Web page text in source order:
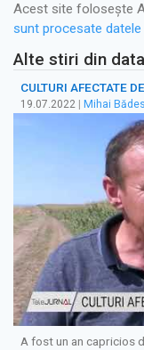
Acest site folosește
sunt procesate
Alte stiri din
CULTURI AFECTATE
19.07.2022 Mihai
A fost un an capricios